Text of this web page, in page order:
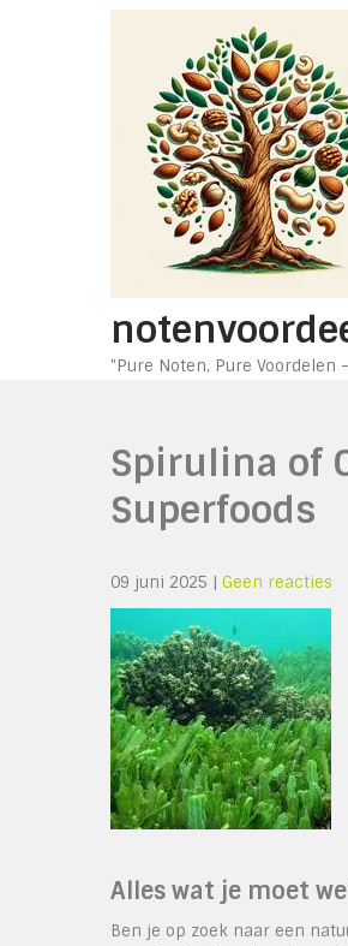
"Pure Noten, Pure Voordelen
Spirulina of
Superfoods
09 juni 2025 | Geen reacties
Alles wat je moet
Ben je op zoek naar een